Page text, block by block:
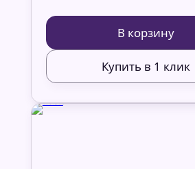
В корзину
Купить в 1 клик